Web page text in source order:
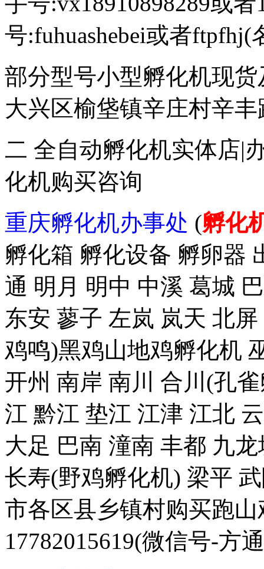
号:fuhuashebei或者
部分型号小型孵化机现
大兴区榆垡镇辛庄村辛丰
二 全自动孵化机实体店|
化机购买咨询
重庆孵化机办事处 (孵化
孵化箱 孵化设备 孵卵器
通 明月 明中 中溪 葛城
东安 蓼子 左岚 岚天 北
鸡鸣)黑鸡山地鸡孵化机
开州 南岸 南川 合川(孔
江 黔江 垫江 江津 江北
大足 巴南 潼南 丰都 九
长寿(野鸡孵化机) 梁平
市各区县乡镇村购买跑
17782015619(微信号-方